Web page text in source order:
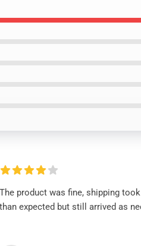
The product was fine, shipping
than expected but still arrived as